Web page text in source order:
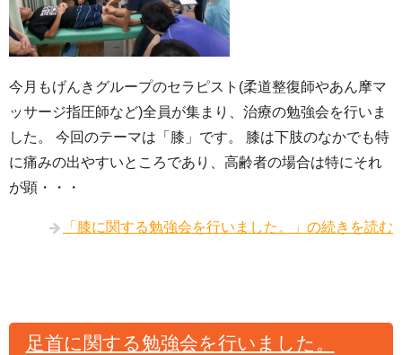
今月もげんきグループのセラピスト(柔道整復師やあん摩マ
ッサージ指圧師など)全員が集まり、治療の勉強会を行いま
した。 今回のテーマは「膝」です。 膝は下肢のなかでも特
に痛みの出やすいところであり、高齢者の場合は特にそれ
が顕・・・
「膝に関する勉強会を行いました。」の続きを読む
足首に関する勉強会を行いました。